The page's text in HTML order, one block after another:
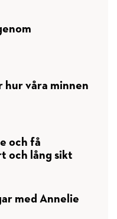
hur våra minnen
och få
och lång sikt
med Annelie